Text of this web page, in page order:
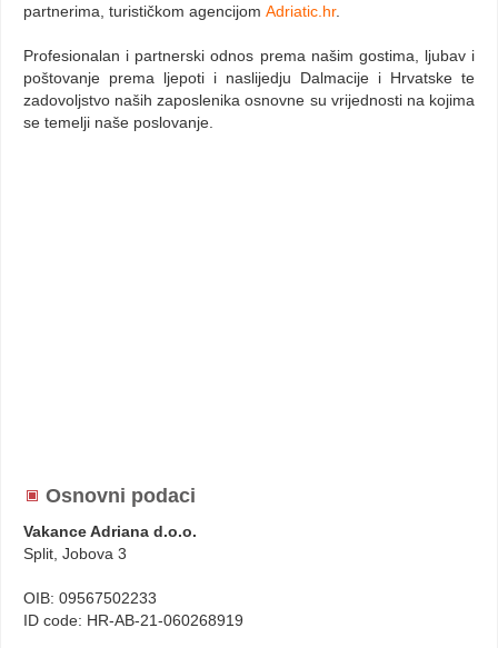
partnerima, turističkom agencijom Adriatic.hr.
Profesionalan i partnerski odnos prema našim gostima, ljubav i
poštovanje prema ljepoti i naslijedju Dalmacije i Hrvatske te
zadovoljstvo naših zaposlenika osnovne su vrijednosti na kojima
se temelji naše poslovanje.
Osnovni podaci
Vakance Adriana d.o.o.
Split, Jobova 3
OIB: 09567502233
ID code: HR-AB-21-060268919